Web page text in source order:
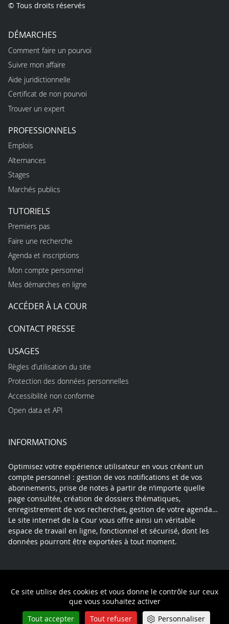
Ce site utilise des cookies et vous donne le contrôle sur ceux
que vous souhaitez activer
Tout accepter
Tout refuser Personnaliser
© Tous droits réservés
DÉMARCHES
Comment faire un pourvoi
Suivre mon affaire
Aide juridictionnelle
Certificat de non pourvoi
Trouver un expert
PROFESSIONNELS
Emplois
Alternances
Stages
Marchés publics
TUTORIELS
Premiers pas
Faire une recherche
Agenda et inscriptions
Mon compte personnel
Mes démarches en ligne
ACCÉDER À LA COUR
CONTACT PRESSE
USAGES
Règles d’utilisation du site
Protection des données personnelles
Accessibilité non conforme
Open data et API
INFORMATIONS
Optimisez votre expérience utilisateur en vous créant un
compte personnel : gestion de vos notifications et de vos
abonnements, prise de notes à partir de n’importe quelle
page consultée, création de dossiers thématiques,
enregistrement de vos recherches, gestion de votre agenda…
Le site internet de la Cour vous offre ainsi un véritable
espace de travail en ligne, fonctionnel et sécurisé, dont les
données pourront être exportées à tout moment.
Politique de confidentialité